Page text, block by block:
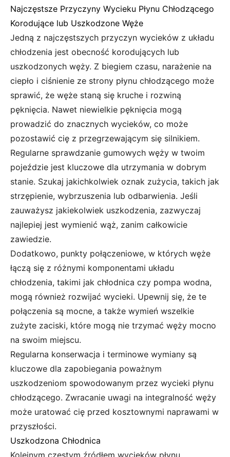
Najczęstsze Przyczyny Wycieku Płynu Chłodzącego
Korodujące lub Uszkodzone Węże
Jedną z najczęstszych przyczyn wycieków z układu
chłodzenia jest obecność korodujących lub
uszkodzonych węży. Z biegiem czasu, narażenie na
ciepło i ciśnienie ze strony płynu chłodzącego może
sprawić, że węże staną się kruche i rozwiną
pęknięcia. Nawet niewielkie pęknięcia mogą
prowadzić do znacznych wycieków, co może
pozostawić cię z przegrzewającym się silnikiem.
Regularne sprawdzanie gumowych węży w twoim
pojeździe jest kluczowe dla utrzymania w dobrym
stanie. Szukaj jakichkolwiek oznak zużycia, takich jak
strzępienie, wybrzuszenia lub odbarwienia. Jeśli
zauważysz jakiekolwiek uszkodzenia, zazwyczaj
najlepiej jest wymienić wąż, zanim całkowicie
zawiedzie.
Dodatkowo, punkty połączeniowe, w których węże
łączą się z różnymi komponentami układu
chłodzenia, takimi jak chłodnica czy pompa wodna,
mogą również rozwijać wycieki. Upewnij się, że te
połączenia są mocne, a także wymień wszelkie
zużyte zaciski, które mogą nie trzymać węży mocno
na swoim miejscu.
Regularna konserwacja i terminowe wymiany są
kluczowe dla zapobiegania poważnym
uszkodzeniom spowodowanym przez wycieki płynu
chłodzącego. Zwracanie uwagi na integralność węży
może uratować cię przed kosztownymi naprawami w
przyszłości.
Uszkodzona Chłodnica
Kolejnym częstym źródłem wycieków płynu